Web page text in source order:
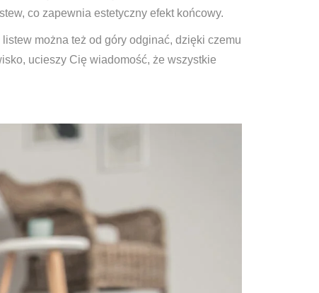
co zapewnia estetyczny efekt końcowy.
można też od góry odginać, dzięki czemu
ucieszy Cię wiadomość, że wszystkie